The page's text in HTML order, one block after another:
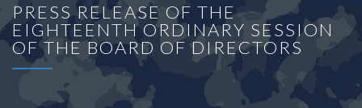
PRESS RELEASE OF THE
EIGHTEENTH ORDINARY SESSION
OF THE BOARD OF DIRECTORS